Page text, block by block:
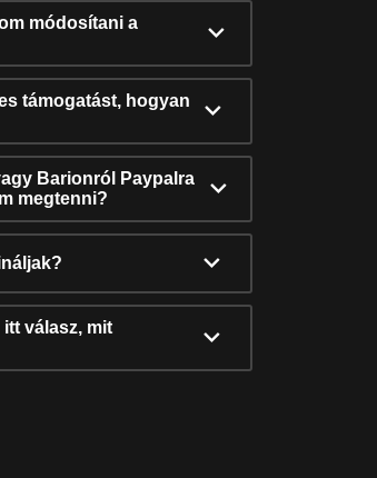
módosítani a
támogatást, hogyan
Barionról Paypalra
megtenni?
válasz, mit